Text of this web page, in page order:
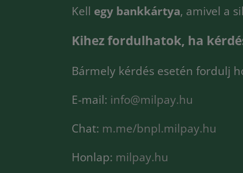
Kell egy bankkártya, amivel a
Kihez fordulhatok, ha
Bármely kérdés esetén fordulj
E-mail: info@milpay.hu
Chat: m.me/bnpl.milpay.hu
Honlap: milpay.hu